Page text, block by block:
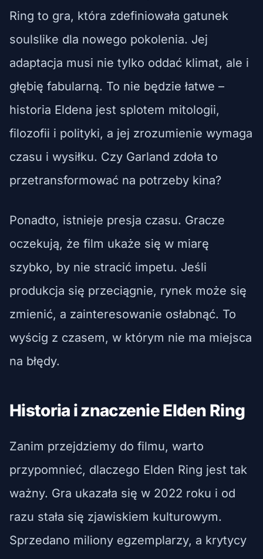
Ring to gra, która zdefiniowała gatunek
soulslike dla nowego pokolenia. Jej
adaptacja musi nie tylko oddać klimat, ale i
głębię fabularną. To nie będzie łatwe –
historia Eldena jest splotem mitologii,
filozofii i polityki, a jej zrozumienie wymaga
czasu i wysiłku. Czy Garland zdoła to
przetransformować na potrzeby kina?
Ponadto, istnieje presja czasu. Gracze
oczekują, że film ukaże się w miarę
szybko, by nie stracić impetu. Jeśli
produkcja się przeciągnie, rynek może się
zmienić, a zainteresowanie osłabnąć. To
wyścig z czasem, w którym nie ma miejsca
na błędy.
Historia i znaczenie Elden Ring
Zanim przejdziemy do filmu, warto
przypomnieć, dlaczego Elden Ring jest tak
ważny. Gra ukazała się w 2022 roku i od
razu stała się zjawiskiem kulturowym.
Sprzedano miliony egzemplarzy, a krytycy